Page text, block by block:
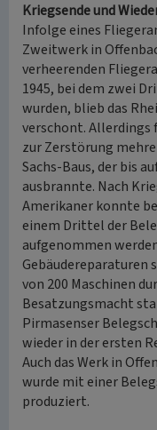
Kriegsende und
Infolge eines
Zweitwerk in
verheerenden
1945, bei dem zwei
wurden, blieb das
verschont.
zur Zerstörung
Sachs-Baus, der bis
ausbrannte. Nach
Amerikaner konnte
einem Drittel der
aufgenommen
Gebäudereparaturen
von 200 Maschinen
Besatzungsmacht
Pirmasenser
wieder in der ersten
Auch das Werk in
wurde mit einer
produziert.